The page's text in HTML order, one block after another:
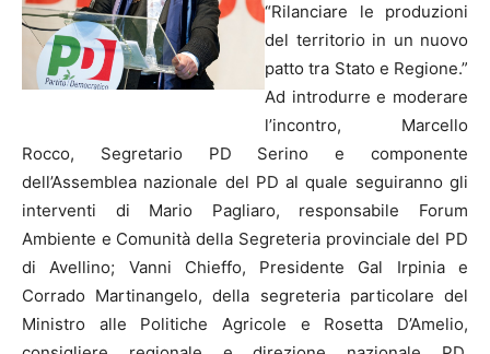
“Rilanciare le produzioni
del territorio in un nuovo
patto tra Stato e Regione.”
Ad introdurre e moderare
l’incontro, Marcello
Rocco, Segretario PD Serino e componente
dell’Assemblea nazionale del PD al quale seguiranno gli
interventi di Mario Pagliaro, responsabile Forum
Ambiente e Comunità della Segreteria provinciale del PD
di Avellino; Vanni Chieffo, Presidente Gal Irpinia e
Corrado Martinangelo, della segreteria particolare del
Ministro alle Politiche Agricole e Rosetta D’Amelio,